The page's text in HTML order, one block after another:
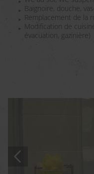
Baignoire, douche,
Remplacement de la
Modification de
évacuation, gazinière)